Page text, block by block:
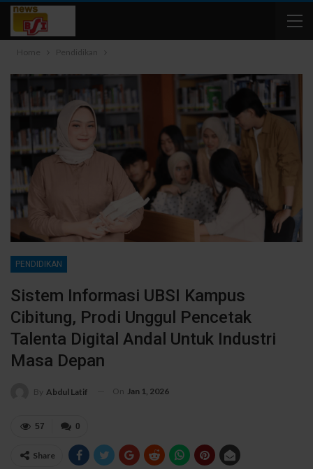
Home Pendidikan
PENDIDIKAN
Sistem Informasi UBSI Kampus
Cibitung, Prodi Unggul Pencetak
Talenta Digital Andal Untuk Industri
Masa Depan
By Abdul Latif On Jan 1, 2026
0
57
Share